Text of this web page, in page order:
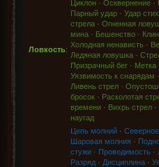
Ловкость:
Циклон· Осквернение·
Парный удар· Удар
стрела· Огненная
мина· Бешенство·
Холодная ненависть ·
Ледяная ловушка·
Призрачный бег· Метка
Уязвимость к снарядам ·
Ливень стрел·
бросок· Расколотая
времени· Вихрь стрел·
наугад
Цепь молний·
Шаровая молния·
стужи· Проводимость·
Разряд· Дисциплина·